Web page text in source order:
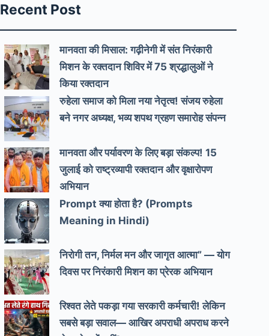
Recent Post
मानवता की मिसाल: गढ़ीनेगी में संत निरंकारी
मिशन के रक्तदान शिविर में 75 श्रद्धालुओं ने
किया रक्तदान
रुहेला समाज को मिला नया नेतृत्व! संजय रुहेला
बने नगर अध्यक्ष, भव्य शपथ ग्रहण समारोह संपन्न
मानवता और पर्यावरण के लिए बड़ा संकल्प! 15
जुलाई को राष्ट्रव्यापी रक्तदान और वृक्षारोपण
अभियान
Prompt क्या होता है? (Prompts
Meaning in Hindi)
निरोगी तन, निर्मल मन और जागृत आत्मा” — योग
दिवस पर निरंकारी मिशन का प्रेरक अभियान
रिश्वत लेते पकड़ा गया सरकारी कर्मचारी! लेकिन
सबसे बड़ा सवाल— आखिर अपराधी अपराध करने